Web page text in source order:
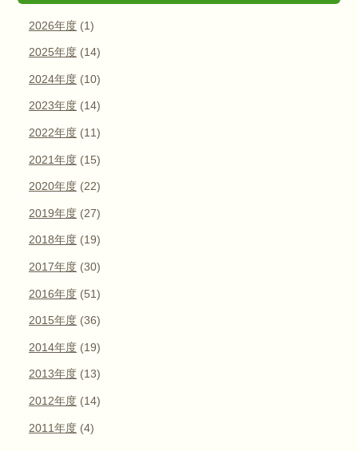
2026年度 (1)
2025年度 (14)
2024年度 (10)
2023年度 (14)
2022年度 (11)
2021年度 (15)
2020年度 (22)
2019年度 (27)
2018年度 (19)
2017年度 (30)
2016年度 (51)
2015年度 (36)
2014年度 (19)
2013年度 (13)
2012年度 (14)
2011年度 (4)